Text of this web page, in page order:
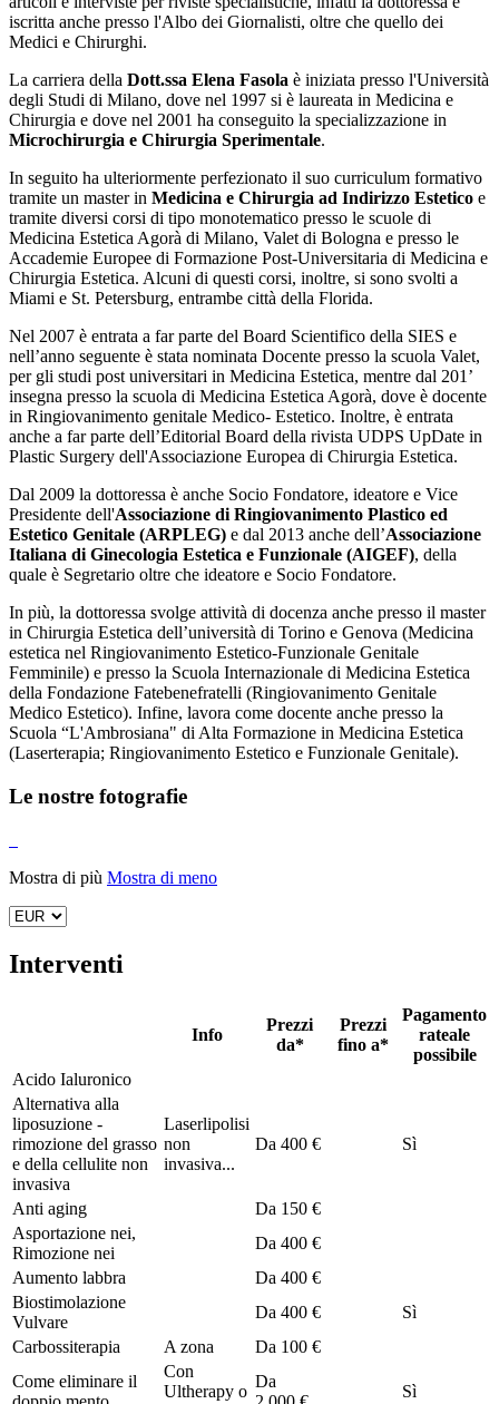
iscritta anche presso l'Albo dei Giornalisti, oltre che quello dei
Medici e Chirurghi.
La carriera della Dott.ssa Elena Fasola è iniziata presso l'Università
degli Studi di Milano, dove nel 1997 si è laureata in Medicina e
Chirurgia e dove nel 2001 ha conseguito la specializzazione in
Microchirurgia e Chirurgia Sperimentale.
In seguito ha ulteriormente perfezionato il suo curriculum formativo
tramite un master in Medicina e Chirurgia ad Indirizzo Estetico e
tramite diversi corsi di tipo monotematico presso le scuole di
Medicina Estetica Agorà di Milano, Valet di Bologna e presso le
Accademie Europee di Formazione Post-Universitaria di Medicina e
Chirurgia Estetica. Alcuni di questi corsi, inoltre, si sono svolti a
Miami e St. Petersburg, entrambe città della Florida.
Nel 2007 è entrata a far parte del Board Scientifico della SIES e
nell’anno seguente è stata nominata Docente presso la scuola Valet,
per gli studi post universitari in Medicina Estetica, mentre dal 201’
insegna presso la scuola di Medicina Estetica Agorà, dove è docente
in Ringiovanimento genitale Medico- Estetico. Inoltre, è entrata
anche a far parte dell’Editorial Board della rivista UDPS UpDate in
Plastic Surgery dell'Associazione Europea di Chirurgia Estetica.
Dal 2009 la dottoressa è anche Socio Fondatore, ideatore e Vice
Presidente dell'Associazione di Ringiovanimento Plastico ed
Estetico Genitale (ARPLEG) e dal 2013 anche dell’Associazione
Italiana di Ginecologia Estetica e Funzionale (AIGEF), della
quale è Segretario oltre che ideatore e Socio Fondatore.
In più, la dottoressa svolge attività di docenza anche presso il master
in Chirurgia Estetica dell’università di Torino e Genova (Medicina
estetica nel Ringiovanimento Estetico-Funzionale Genitale
Femminile) e presso la Scuola Internazionale di Medicina Estetica
della Fondazione Fatebenefratelli (Ringiovanimento Genitale
Medico Estetico). Infine, lavora come docente anche presso la
Scuola “L'Ambrosiana" di Alta Formazione in Medicina Estetica
(Laserterapia; Ringiovanimento Estetico e Funzionale Genitale).
Le nostre fotografie
Mostra di più Mostra di meno
Interventi
Info
Prezzi
da*
Prezzi
fino a*
Pagamento
rateale
possibile
Acido Ialuronico
Alternativa alla
liposuzione -
rimozione del grasso
e della cellulite non
invasiva
Laserlipolisi
non
invasiva...
Da 400 € Sì
Anti aging Da 150 €
Asportazione nei,
Rimozione nei
Da 400 €
Aumento labbra
Da 400 €
Biostimolazione
Vulvare
Da 400 €
Sì
Carbossiterapia
A zona Da 100 €
Come eliminare il
Con
Ultherapy o
Da
Sì